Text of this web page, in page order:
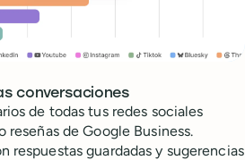
conversaciones
de todas tus redes sociales
de Google Business.
respuestas guardadas y sugerencias